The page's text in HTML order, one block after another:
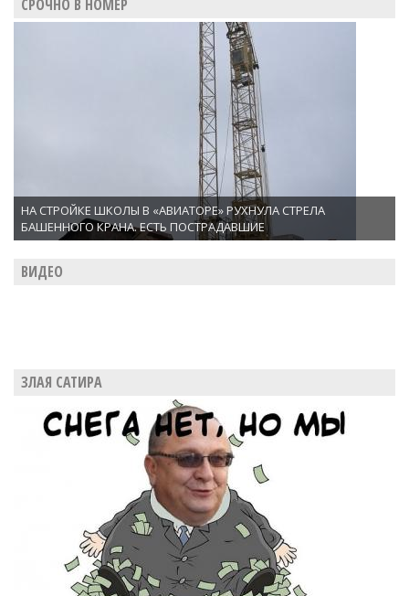
СРОЧНО В НОМЕР
НА СТРОЙКЕ ШКОЛЫ В «АВИАТОРЕ» РУХНУЛА СТРЕЛА
БАШЕННОГО КРАНА. ЕСТЬ ПОСТРАДАВШИЕ
ВИДЕО
ЗЛАЯ САТИРА